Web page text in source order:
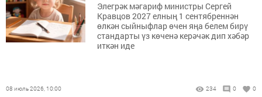
Элегрәк мәгариф министры Сергей
Кравцов 2027 елның 1 сентябреннән
өлкән сыйныфлар өчен яңа белем бирү
стандарты үз көченә керәчәк дип хәбәр
иткән иде
08 июль 2026, 10:00 234 0 0